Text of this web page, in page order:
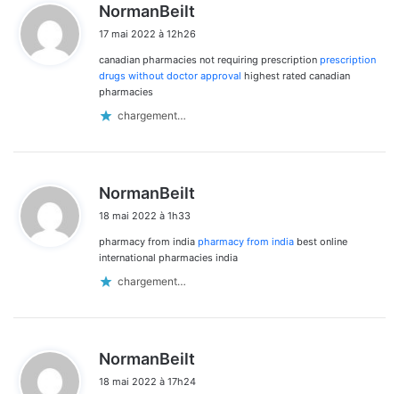
NormanBeilt
:
17 mai 2022 à 12h26
canadian pharmacies not requiring prescription prescription
drugs without doctor approval highest rated canadian
pharmacies
chargement…
NormanBeilt
:
18 mai 2022 à 1h33
pharmacy from india pharmacy from india best online
international pharmacies india
chargement…
NormanBeilt
t
18 mai 2022 à 17h24